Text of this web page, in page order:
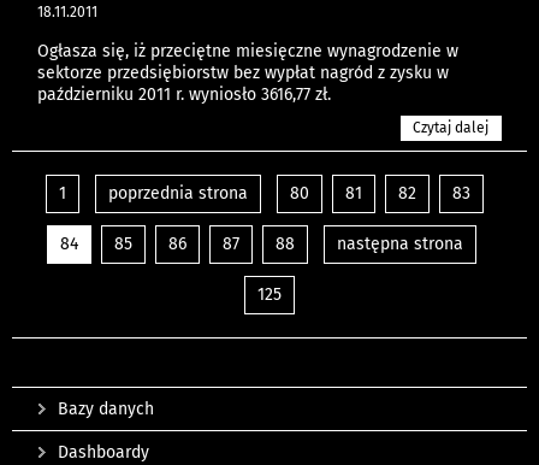
18.11.2011
Ogłasza się, iż przeciętne miesięczne wynagrodzenie w
sektorze przedsiębiorstw bez wypłat nagród z zysku w
październiku 2011 r. wyniosło 3616,77 zł.
Czytaj dalej
1 poprzednia strona 80 81 82 83
84 85 86 87 88 następna strona
125
Bazy danych
Dashboardy